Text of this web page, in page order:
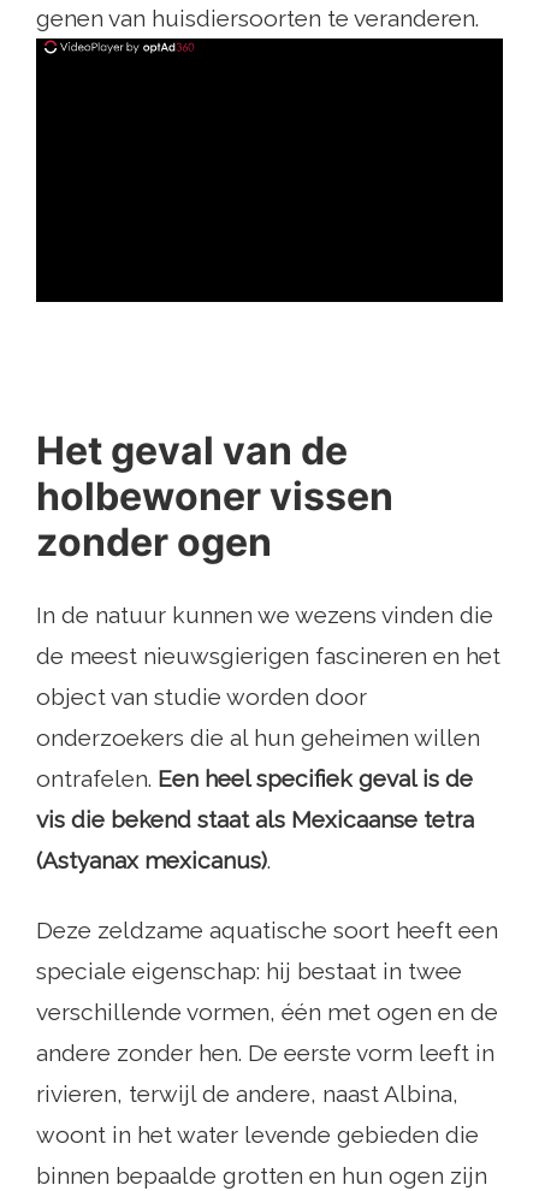
genen van huisdiersoorten te veranderen.
Het geval van de
holbewoner vissen
zonder ogen
In de natuur kunnen we wezens vinden die
de meest nieuwsgierigen fascineren en het
object van studie worden door
onderzoekers die al hun geheimen willen
ontrafelen. Een heel specifiek geval is de
vis die bekend staat als Mexicaanse tetra
(Astyanax mexicanus).
Deze zeldzame aquatische soort heeft een
speciale eigenschap: hij bestaat in twee
verschillende vormen, één met ogen en de
andere zonder hen. De eerste vorm leeft in
rivieren, terwijl de andere, naast Albina,
woont in het water levende gebieden die
binnen bepaalde grotten en hun ogen zijn